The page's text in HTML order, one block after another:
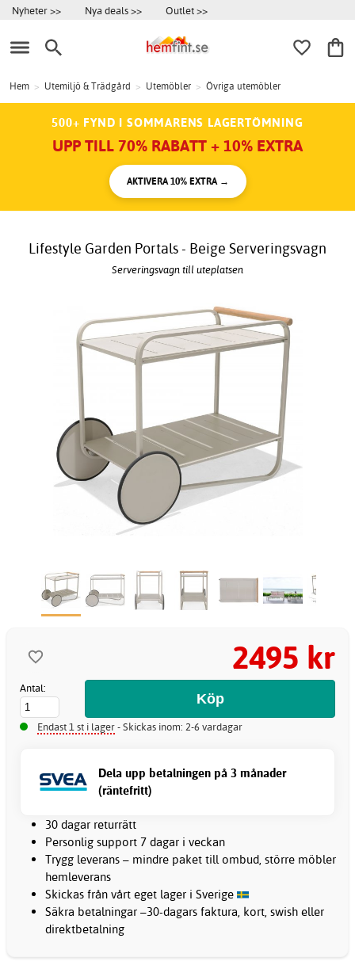
Nyheter >> Nya deals >> Outlet >>
Hem > Utemiljö & Trädgård > Utemöbler > Övriga utemöbler
500+ FYND I SOMMARENS LAGERTÖMNING
UPP TILL 70% RABATT + 10% EXTRA
AKTIVERA 10% EXTRA →
Lifestyle Garden Portals - Beige Serveringsvagn
Serveringsvagn till uteplatsen
2495 kr
Antal:
Endast 1 st i lager- Skickas inom: 2-6 vardagar
Dela upp betalningen på 3 månader
(räntefritt)
30 dagar returrätt
Personlig support 7 dagar i veckan
Trygg leverans – mindre paket till ombud, större möbler
hemleverans
Skickas från vårt eget lager i Sverige
Säkra betalningar –30-dagars faktura, kort, swish eller
direktbetalning